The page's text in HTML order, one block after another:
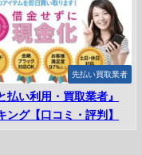
先払い買取業者
払い利用・買取業者』
ング【口コミ・評判】